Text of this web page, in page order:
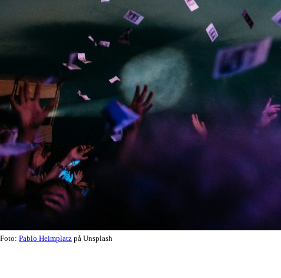
Foto: Pablo Heimplatz på Unsplash